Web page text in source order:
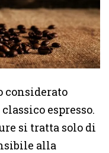
considerato
espresso.
si tratta solo di
alla